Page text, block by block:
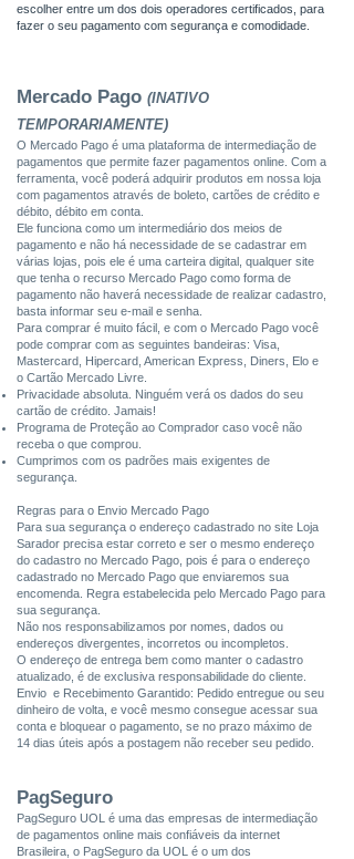
escolher entre um dos dois operadores certificados, para
fazer o seu pagamento com segurança e comodidade.
Mercado Pago (INATIVO
TEMPORARIAMENTE)
O Mercado Pago é uma plataforma de intermediação de
pagamentos que permite fazer pagamentos online. Com a
ferramenta, você poderá adquirir produtos em nossa loja
com pagamentos através de boleto, cartões de crédito e
débito, débito em conta.
Ele funciona como um intermediário dos meios de
pagamento e não há necessidade de se cadastrar em
várias lojas, pois ele é uma carteira digital, qualquer site
que tenha o recurso Mercado Pago como forma de
pagamento não haverá necessidade de realizar cadastro,
basta informar seu e-mail e senha.
Para comprar é muito fácil, e com o Mercado Pago você
pode comprar com as seguintes bandeiras: Visa,
Mastercard, Hipercard, American Express, Diners, Elo e
o Cartão Mercado Livre.
Privacidade absoluta. Ninguém verá os dados do seu
cartão de crédito. Jamais!
Programa de Proteção ao Comprador caso você não
receba o que comprou.
Cumprimos com os padrões mais exigentes de
segurança.
Regras para o Envio Mercado Pago
Para sua segurança o endereço cadastrado no site Loja
Sarador precisa estar correto e ser o mesmo endereço
do cadastro no Mercado Pago, pois é para o endereço
cadastrado no Mercado Pago que enviaremos sua
encomenda. Regra estabelecida pelo Mercado Pago para
sua segurança.
Não nos responsabilizamos por nomes, dados ou
endereços divergentes, incorretos ou incompletos.
O endereço de entrega bem como manter o cadastro
atualizado, é de exclusiva responsabilidade do cliente.
Envio e Recebimento Garantido: Pedido entregue ou seu
dinheiro de volta, e você mesmo consegue acessar sua
conta e bloquear o pagamento, se no prazo máximo de
14 dias úteis após a postagem não receber seu pedido.
PagSeguro
PagSeguro UOL é uma das empresas de intermediação
de pagamentos online mais confiáveis da internet
Brasileira, o PagSeguro da UOL é o um dos